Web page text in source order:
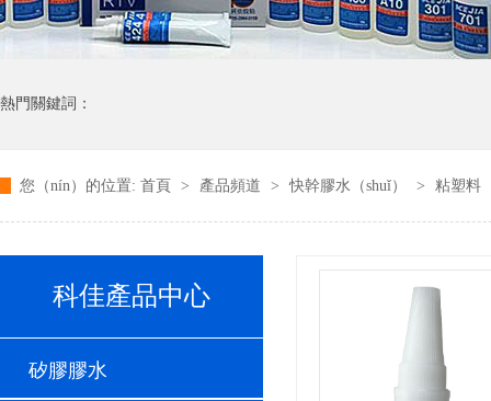
熱門關鍵詞：
您（nín）的位置: 首頁 > 產品頻道 > 快幹膠水（shuǐ） > 粘塑料
科佳產品中心
矽膠膠水